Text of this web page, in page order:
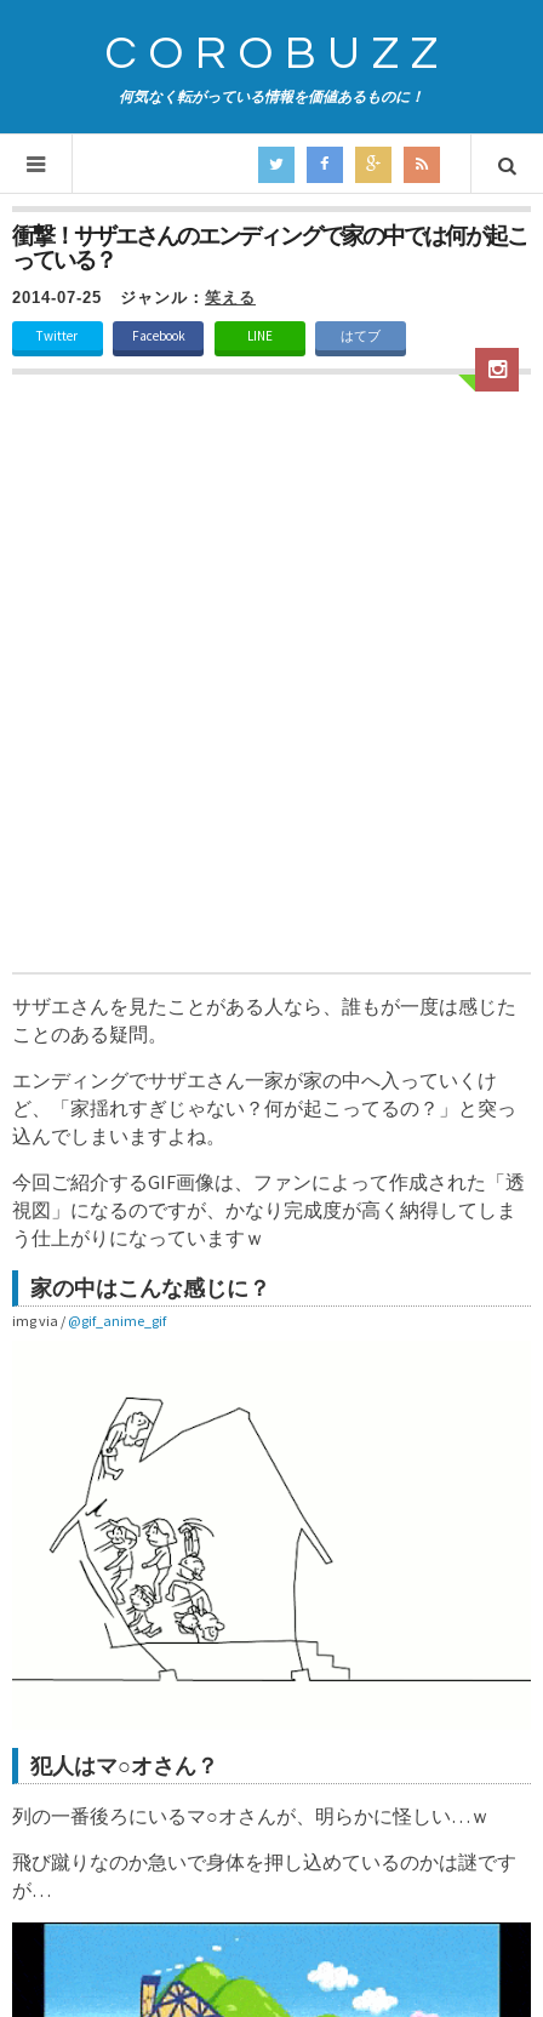
COROBUZZ
何気なく転がっている情報を価値あるものに！
衝撃！サザエさんのエンディングで家の中では何が起こ
っている？
2014-07-25 ジャンル： 笑える
Twitter Facebook LINE はてブ
サザエさんを見たことがある人なら、誰もが一度は感じた
ことのある疑問。
エンディングでサザエさん一家が家の中へ入っていくけ
ど、「家揺れすぎじゃない？何が起こってるの？」と突っ
込んでしまいますよね。
今回ご紹介するGIF画像は、ファンによって作成された「透
視図」になるのですが、かなり完成度が高く納得してしま
う仕上がりになっていますｗ
家の中はこんな感じに？
img via / @gif_anime_gif
犯人はマ○オさん？
列の一番後ろにいるマ○オさんが、明らかに怪しい…ｗ
飛び蹴りなのか急いで身体を押し込めているのかは謎です
が…